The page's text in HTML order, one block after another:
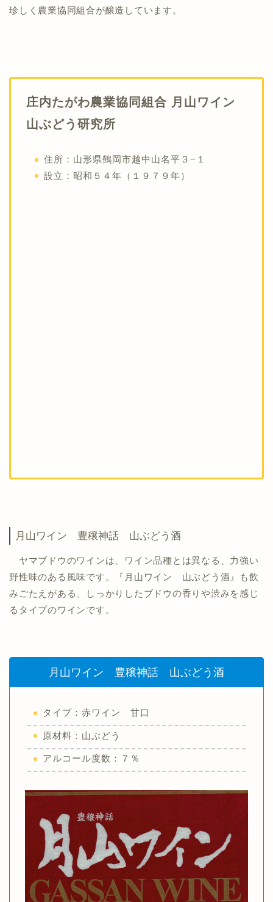
珍しく農業協同組合が醸造しています。
庄内たがわ農業協同組合 月山ワイン
山ぶどう研究所
住所：山形県鶴岡市越中山名平３−１
設立：昭和５４年（１９７９年）
月山ワイン 豊穣神話 山ぶどう酒
ヤマブドウのワインは、ワイン品種とは異なる、力強い
野性味のある風味です。『月山ワイン 山ぶどう酒』も飲
みごたえがある、しっかりしたブドウの香りや渋みを感じ
るタイプのワインです。
月山ワイン 豊穣神話 山ぶどう酒
タイプ：赤ワイン 甘口
原材料：山ぶどう
アルコール度数：７％